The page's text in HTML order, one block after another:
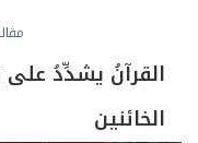
القرآنُ يشدِّدُ
الخائنين